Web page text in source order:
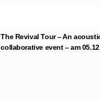
The Revival Tour – An
collaborative event – am